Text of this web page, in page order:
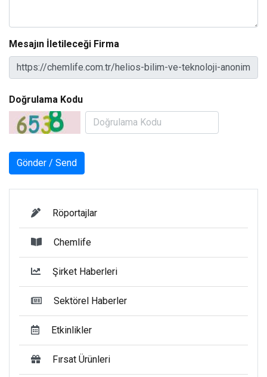
Mesajın İletileceği Firma
Doğrulama Kodu
Röportajlar
Chemlife
Şirket Haberleri
Sektörel Haberler
Etkinlikler
Fırsat Ürünleri